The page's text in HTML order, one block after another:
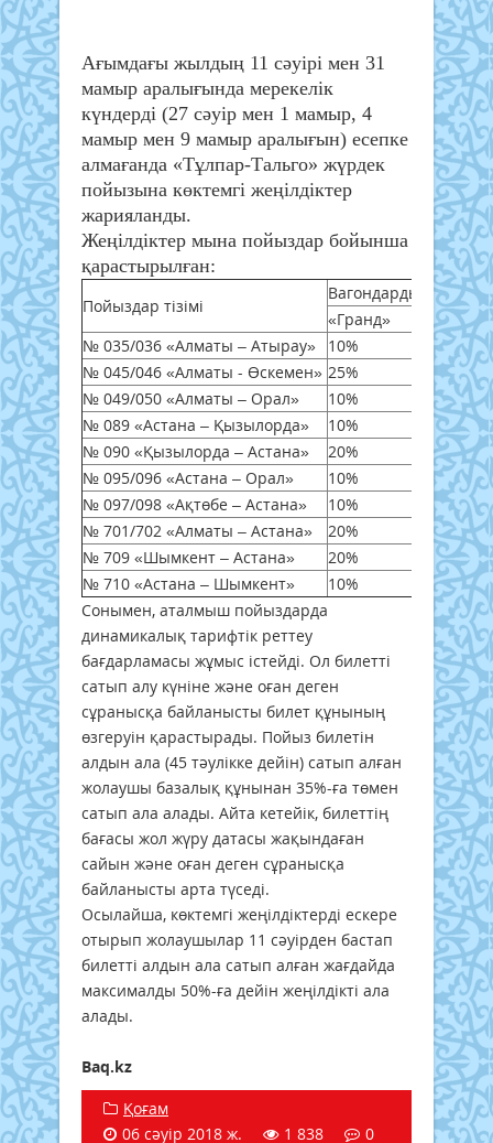
Ағымдағы жылдың 11 сәуірі мен 31
мамыр аралығында мерекелік
күндерді (27 сәуір мен 1 мамыр, 4
мамыр мен 9 мамыр аралығын) есепке
алмағанда «Тұлпар-Тальго» жүрдек
пойызына көктемгі жеңілдіктер
жарияланды.
Жеңілдіктер мына пойыздар бойынша
қарастырылған:
Пойыздар тізімі
Вагондардың түріне
«Гранд»
№ 035/036 «Алматы – Атырау»
10%
10%
№ 045/046 «Алматы - Өскемен» 25%
20%
№ 049/050 «Алматы – Орал»
10%
10%
№ 089 «Астана – Қызылорда»
10%
10%
№ 090 «Қызылорда – Астана»
20%
20%
№ 095/096 «Астана – Орал»
10%
10%
№ 097/098 «Ақтөбе – Астана»
10%
10%
№ 701/702 «Алматы – Астана»
20%
20%
№ 709 «Шымкент – Астана»
20%
20%
№ 710 «Астана – Шымкент»
10%
10%
Сонымен, аталмыш пойыздарда
динамикалық тарифтік реттеу
бағдарламасы жұмыс істейді. Ол билетті
сатып алу күніне және оған деген
сұранысқа байланысты билет құнының
өзгеруін қарастырады. Пойыз билетін
алдын ала (45 тәулікке дейін) сатып алған
жолаушы базалық құнынан 35%-ға төмен
сатып ала алады. Айта кетейік, билеттің
бағасы жол жүру датасы жақындаған
сайын және оған деген сұранысқа
байланысты арта түседі.
Осылайша, көктемгі жеңілдіктерді ескере
отырып жолаушылар 11 сәуірден бастап
билетті алдын ала сатып алған жағдайда
максималды 50%-ға дейін жеңілдікті ала
алады.
Baq.kz
Қоғам
06 сәуір 2018 ж.
1 838 0